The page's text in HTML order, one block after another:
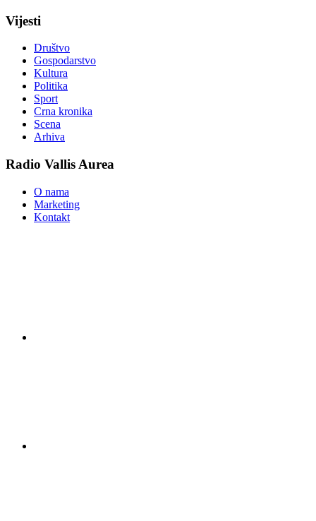
Vijesti
Društvo
Gospodarstvo
Kultura
Politika
Sport
Crna kronika
Scena
Arhiva
Radio Vallis Aurea
O nama
Marketing
Kontakt